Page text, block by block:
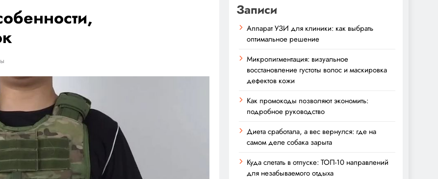
Записи
Аппарат УЗИ для клиники: как выбрать
оптимальное решение
Микропигментация: визуальное
восстановление густоты волос и маскировка
дефектов кожи
Как промокоды позволяют экономить:
подробное руководство
Диета сработала, а вес вернулся: где на
самом деле собака зарыта
Куда слетать в отпуске: ТОП-10 направлений
для незабываемого отдыха